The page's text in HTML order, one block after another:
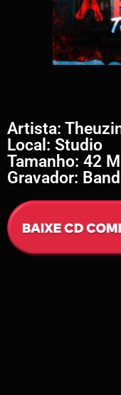
Artista:
Local: Studio
Tamanho: 42
Gravador: